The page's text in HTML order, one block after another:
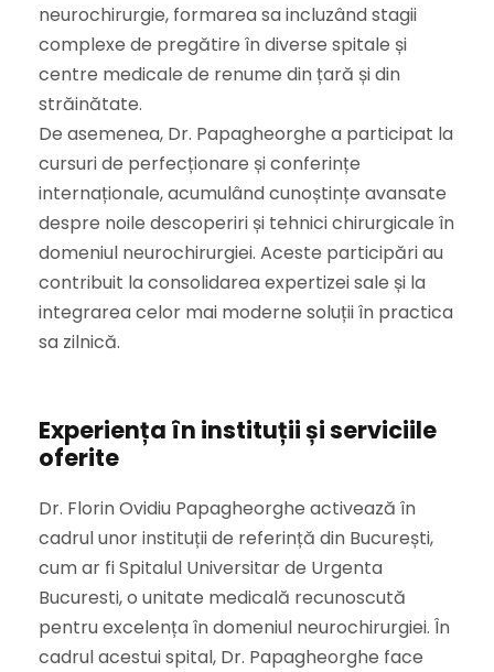
neurochirurgie, formarea sa incluzând stagii
complexe de pregătire în diverse spitale și
centre medicale de renume din țară și din
străinătate.
De asemenea, Dr. Papagheorghe a participat la
cursuri de perfecționare și conferințe
internaționale, acumulând cunoștințe avansate
despre noile descoperiri și tehnici chirurgicale în
domeniul neurochirurgiei. Aceste participări au
contribuit la consolidarea expertizei sale și la
integrarea celor mai moderne soluții în practica
sa zilnică.
Experiența în instituții și serviciile
oferite
Dr. Florin Ovidiu Papagheorghe activează în
cadrul unor instituții de referință din București,
cum ar fi Spitalul Universitar de Urgenta
Bucuresti, o unitate medicală recunoscută
pentru excelența în domeniul neurochirurgiei. În
cadrul acestui spital, Dr. Papagheorghe face